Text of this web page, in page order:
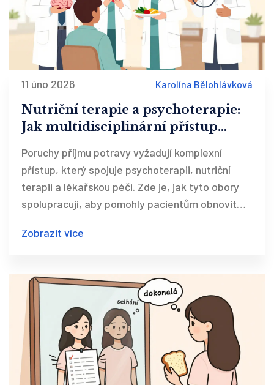
11 úno 2026 Karolína Bělohlávková
Nutriční terapie a psychoterapie:
Jak multidisciplinární přístup
potravy
Poruchy příjmu potravy vyžadují komplexní
přístup, který spojuje psychoterapii, nutriční
terapii a lékařskou péči. Zde je, jak tyto obory
spolupracují, aby pomohly pacientům obnovit
Zobrazit více